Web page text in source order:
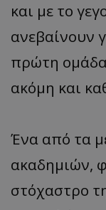
και με το
ανεβαίνουν
πρώτη
ακόμη και
Ένα από τα
ακαδημιών,
στόχαστρο